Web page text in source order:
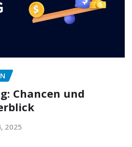
Chancen und
2025